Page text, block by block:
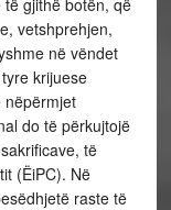
gjithë botën, që
vetshprehjen,
në vëndet
krijuese
nëpërmjet
do të përkujtojë
të
(ËiPC). Në
raste të